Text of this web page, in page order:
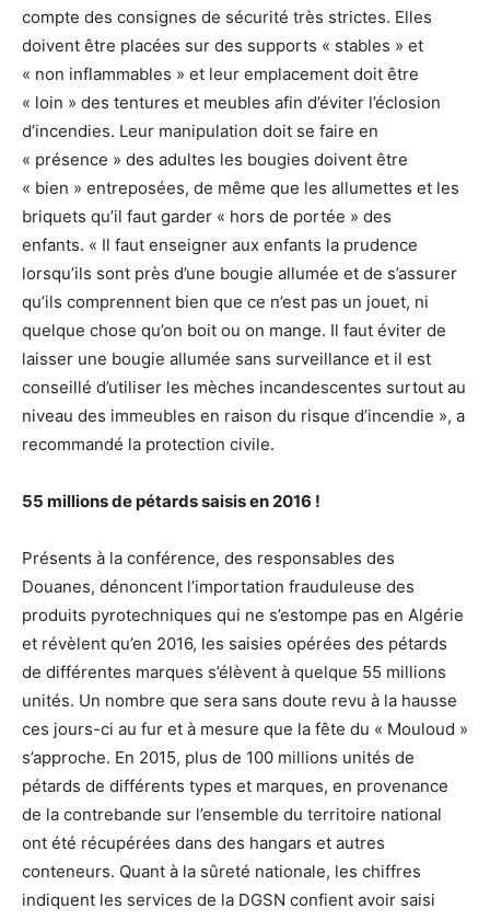
compte des consignes de sécurité très strictes. Elles
doivent être placées sur des supports « stables » et
« non inflammables » et leur emplacement doit être
« loin » des tentures et meubles afin d’éviter l’éclosion
d’incendies. Leur manipulation doit se faire en
« présence » des adultes les bougies doivent être
« bien » entreposées, de même que les allumettes et les
briquets qu’il faut garder « hors de portée » des
enfants. « Il faut enseigner aux enfants la prudence
lorsqu’ils sont près d’une bougie allumée et de s’assurer
qu’ils comprennent bien que ce n’est pas un jouet, ni
quelque chose qu’on boit ou on mange. Il faut éviter de
laisser une bougie allumée sans surveillance et il est
conseillé d’utiliser les mèches incandescentes surtout au
niveau des immeubles en raison du risque d’incendie », a
recommandé la protection civile.
55 millions de pétards saisis en 2016 !
Présents à la conférence, des responsables des
Douanes, dénoncent l’importation frauduleuse des
produits pyrotechniques qui ne s’estompe pas en Algérie
et révèlent qu’en 2016, les saisies opérées des pétards
de différentes marques s’élèvent à quelque 55 millions
unités. Un nombre que sera sans doute revu à la hausse
ces jours-ci au fur et à mesure que la fête du « Mouloud »
s’approche. En 2015, plus de 100 millions unités de
pétards de différents types et marques, en provenance
de la contrebande sur l’ensemble du territoire national
ont été récupérées dans des hangars et autres
conteneurs. Quant à la sûreté nationale, les chiffres
indiquent les services de la DGSN confient avoir saisi